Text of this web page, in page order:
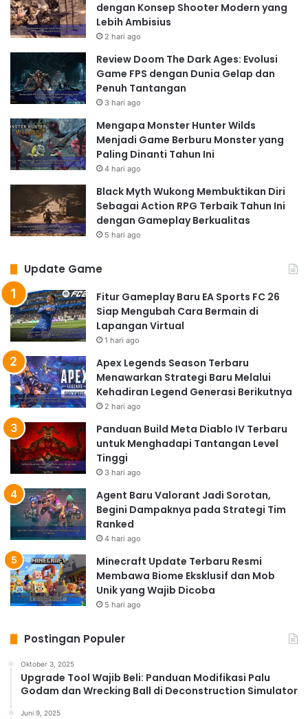
dengan Konsep Shooter Modern yang
Lebih Ambisius
2 hari ago
Review Doom The Dark Ages: Evolusi
Game FPS dengan Dunia Gelap dan
Penuh Tantangan
3 hari ago
Mengapa Monster Hunter Wilds
Menjadi Game Berburu Monster yang
Paling Dinanti Tahun Ini
4 hari ago
Black Myth Wukong Membuktikan Diri
Sebagai Action RPG Terbaik Tahun Ini
dengan Gameplay Berkualitas
5 hari ago
Update Game
Fitur Gameplay Baru EA Sports FC 26
Siap Mengubah Cara Bermain di
Lapangan Virtual
1 hari ago
Apex Legends Season Terbaru
Menawarkan Strategi Baru Melalui
Kehadiran Legend Generasi Berikutnya
2 hari ago
Panduan Build Meta Diablo IV Terbaru
untuk Menghadapi Tantangan Level
Tinggi
3 hari ago
Agent Baru Valorant Jadi Sorotan,
Begini Dampaknya pada Strategi Tim
Ranked
4 hari ago
Minecraft Update Terbaru Resmi
Membawa Biome Eksklusif dan Mob
Unik yang Wajib Dicoba
5 hari ago
Postingan Populer
Oktober 3, 2025
Upgrade Tool Wajib Beli: Panduan Modifikasi Palu
Godam dan Wrecking Ball di Deconstruction Simulator
Juni 9, 2025